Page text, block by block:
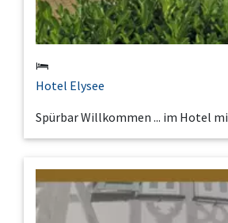
Hotel Elysee
Spürbar Willkommen ... im Hotel